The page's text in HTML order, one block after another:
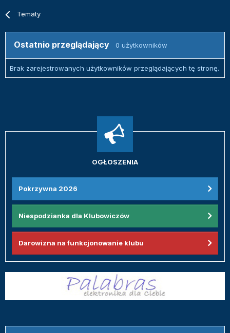
Tematy
Ostatnio przeglądający 0 użytkowników
Brak zarejestrowanych użytkowników przeglądających tę stronę.
OGŁOSZENIA
Pokrzywna 2026
Niespodzianka dla Klubowiczów
Darowizna na funkcjonowanie klubu